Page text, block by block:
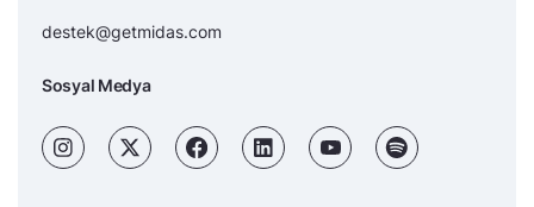
destek@getmidas.com
Sosyal Medya